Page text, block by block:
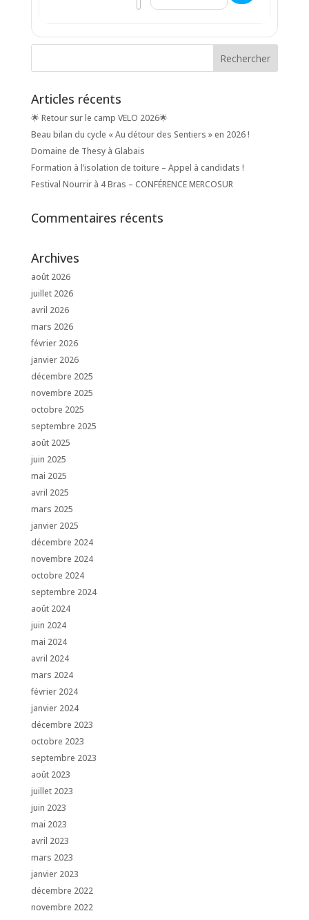
Articles récents
🌟 Retour sur le camp VELO 2026🌟
Beau bilan du cycle « Au détour des Sentiers » en 2026 !
Domaine de Thesy à Glabais
Formation à l’isolation de toiture – Appel à candidats !
Festival Nourrir à 4 Bras – CONFÉRENCE MERCOSUR
Commentaires récents
Archives
août 2026
juillet 2026
avril 2026
mars 2026
février 2026
janvier 2026
décembre 2025
novembre 2025
octobre 2025
septembre 2025
août 2025
juin 2025
mai 2025
avril 2025
mars 2025
janvier 2025
décembre 2024
novembre 2024
octobre 2024
septembre 2024
août 2024
juin 2024
mai 2024
avril 2024
mars 2024
février 2024
janvier 2024
décembre 2023
octobre 2023
septembre 2023
août 2023
juillet 2023
juin 2023
mai 2023
avril 2023
mars 2023
janvier 2023
décembre 2022
novembre 2022